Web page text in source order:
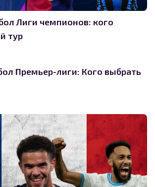
Лиги чемпионов: кого
тур
Премьер-лиги: Кого выбрать